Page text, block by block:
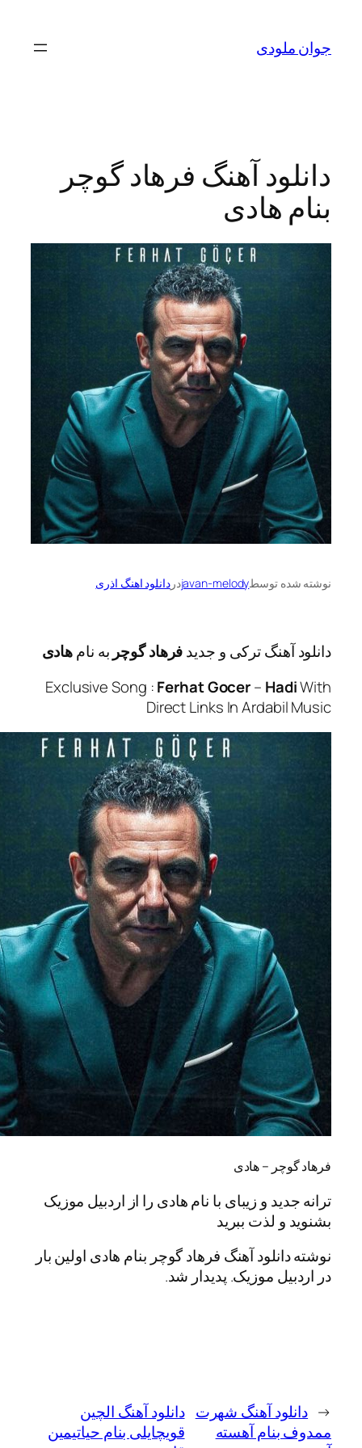
آهنگ فرهاد گوچر
هادی
توسطjavan-melodyدردانلود اهنگ اذری
ترکی و جدیدفرهاد گوچربه نامهادی
Exclusive Song :Ferhat Gocer–
Direct Links In
– هادی
و زیبای با نام هادی را از اردبیل موزیک
لذت ببرید
آهنگ فرهاد گوچر بنام هادی اولین بار
موزیک. پدیدار شد.
آهنگ شهرت
آهسته
دانلود آهنگ الچین
قویچایلی بنام حیاتیمین